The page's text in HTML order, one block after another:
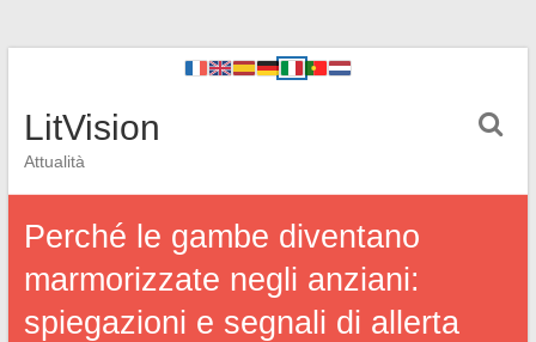
LitVision
Attualità
Perché le gambe diventano
marmorizzate negli anziani:
spiegazioni e segnali di allerta